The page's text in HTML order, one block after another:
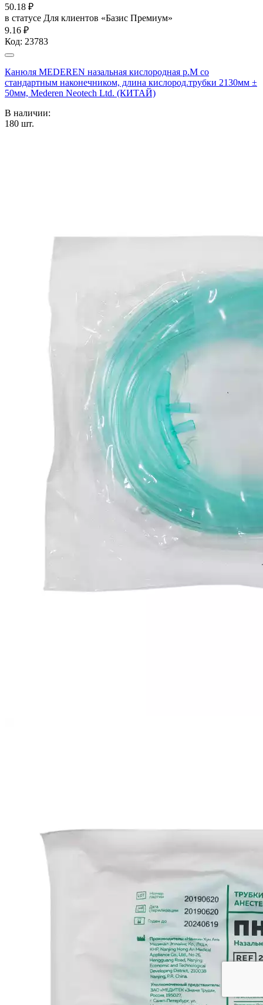
50.18 ₽
в статусе Для клиентов «Базис Премиум»
9.16 ₽
Код: 23783
Канюля MEDEREN назальная кислородная р.М со
стандартным наконечником, длина кислород.трубки 2130мм ±
50мм, Mederen Neotech Ltd. (КИТАЙ)
В наличии:
180 шт.